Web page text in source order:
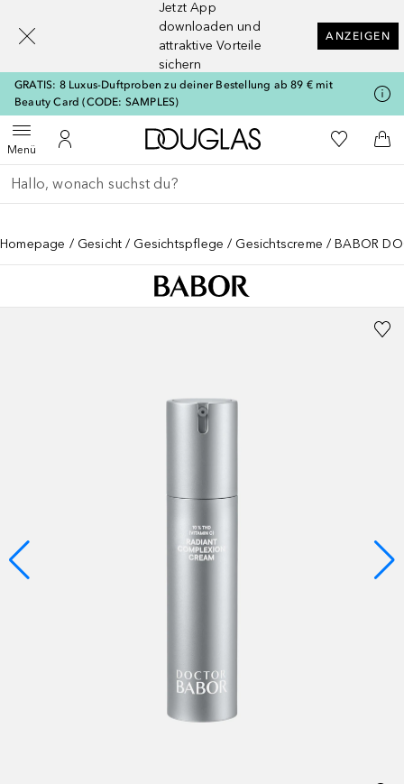
Jetzt App
downloaden und
attraktive Vorteile
sichern
ANZEIGEN
GRATIS: 8 Luxus-Duftproben zu deiner Bestellung ab 89 € mit
Beauty Card (CODE: SAMPLES)
MenüMenü öffnenZu Meinem Kundenkonto
Zur Douglas Startseite
Zu Meiner
Gehe zurück
Suche ausführen
Homepage Gesicht Gesichtspflege Gesichtscreme BABOR
[navigation.slideout.screenreader]